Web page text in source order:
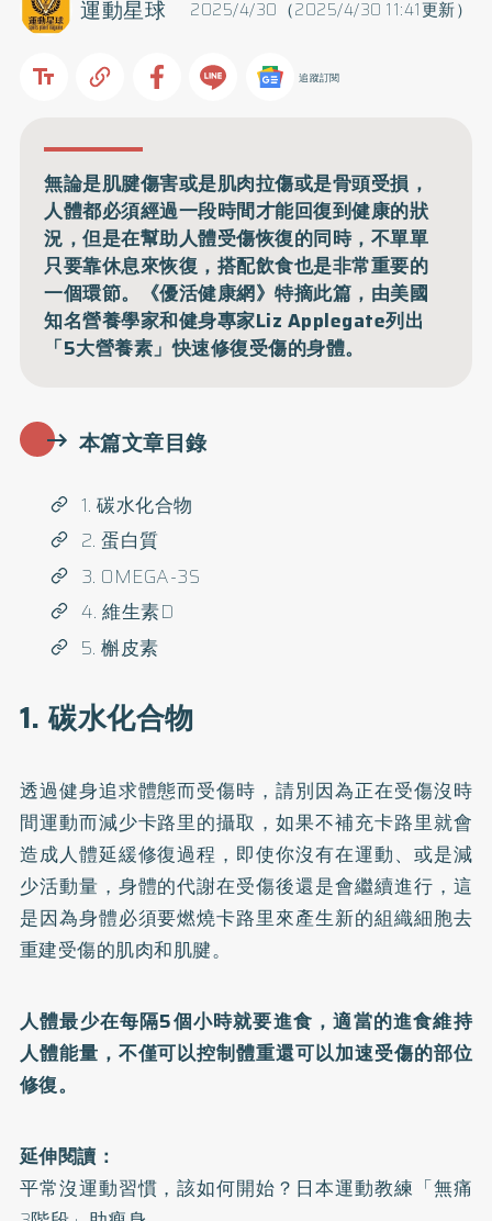
2025/4/30（2025/4/30 11:41更新）
運動星球
追蹤訂閱
無論是肌腱傷害或是肌肉拉傷或是骨頭受損，
人體都必須經過一段時間才能回復到健康的狀
況，但是在幫助人體受傷恢復的同時，不單單
只要靠休息來恢復，搭配飲食也是非常重要的
一個環節。《優活健康網》特摘此篇，由美國
知名營養學家和健身專家Liz Applegate列出
「5大營養素」快速修復受傷的身體。
本篇文章目錄
1. 碳水化合物
2. 蛋白質
3. OMEGA-3S
4. 維生素D
5. 槲皮素
1. 碳水化合物
透過健身追求體態而受傷時，請別因為正在受傷沒時
間運動而減少卡路里的攝取，如果不補充卡路里就會
造成人體延緩修復過程，即使你沒有在運動、或是減
少活動量，身體的代謝在受傷後還是會繼續進行，這
是因為身體必須要燃燒卡路里來產生新的組織細胞去
重建受傷的肌肉和肌腱。
人體最少在每隔5個小時就要進食，適當的進食維持
人體能量，不僅可以控制體重還可以加速受傷的部位
修復。
延伸閱讀：
平常沒運動習慣，該如何開始？日本運動教練「無痛